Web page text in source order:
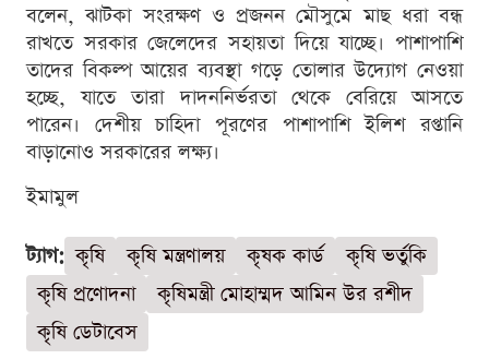
বলেন, ঝাটকা সংরক্ষণ ও প্রজনন মৌসুমে মাছ ধরা বন্ধ
রাখতে সরকার জেলেদের সহায়তা দিয়ে যাচ্ছে। পাশাপাশি
তাদের বিকল্প আয়ের ব্যবস্থা গড়ে তোলার উদ্যোগ নেওয়া
হচ্ছে, যাতে তারা দাদননির্ভরতা থেকে বেরিয়ে আসতে
পারেন। দেশীয় চাহিদা পূরণের পাশাপাশি ইলিশ রপ্তানি
বাড়ানোও সরকারের লক্ষ্য।
ইমামুল
ট্যাগ: কৃষি কৃষি মন্ত্রণালয় কৃষক কার্ড
কৃষি ভর্তুকি
কৃষি প্রণোদনা
কৃষিমন্ত্রী মোহাম্মদ আমিন উর রশীদ
কৃষি ডেটাবেস